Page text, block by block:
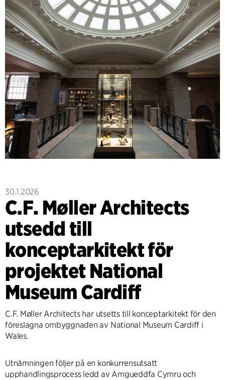
30.1.2026
C.F. Møller Architects
utsedd till
konceptarkitekt för
projektet National
Museum Cardiff
C.F. Møller Architects har utsetts till konceptarkitekt för den
föreslagna ombyggnaden av National Museum Cardiff i
Wales.
Utnämningen följer på en konkurrensutsatt
upphandlingsprocess ledd av Amgueddfa Cymru och